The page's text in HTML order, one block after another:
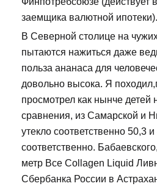
заемщика валютной ипотеки).
В Северной столице на
пытаются нажиться даже
польза ананаса для
довольно высока. Я
просмотрел как нынче детей
сравнения, из Самарской и
утекло соответственно 50,3
соответственно.
метр Все Collagen Liquid
Сбербанка России в